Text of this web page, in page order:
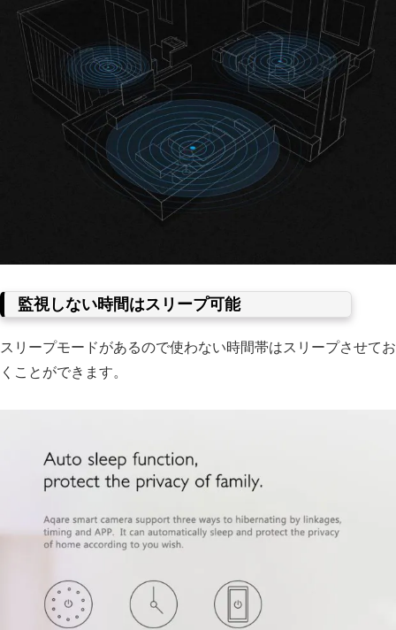
監視しない時間はスリープ可能
スリープモードがあるので使わない時間帯はスリープさせてお
くことができます。